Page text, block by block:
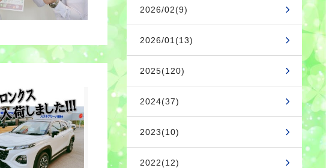
2026/02(9)
2026/01(13)
2025(120)
2024(37)
2023(10)
2022(12)